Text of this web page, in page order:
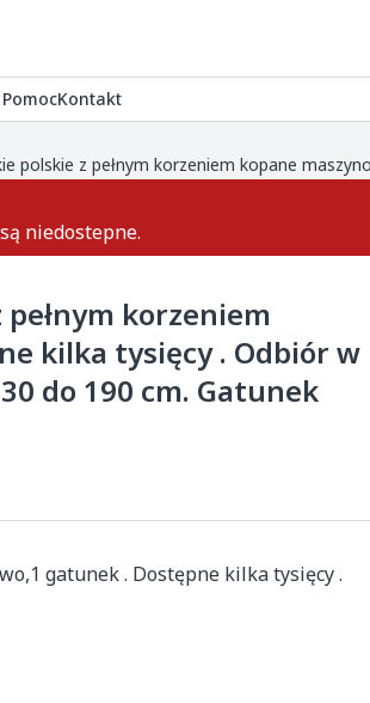
PomocKontakt
niedostepne.
pełnym korzeniem
kilka tysięcy . Odbiór w
do 190 cm. Gatunek
gatunek . Dostępne kilka tysięcy .